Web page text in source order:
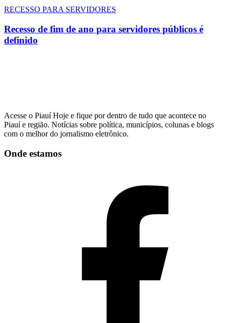
RECESSO PARA SERVIDORES
Recesso de fim de ano para servidores públicos é
definido
Acesse o Piauí Hoje e fique por dentro de tudo que acontece no
Piauí e região. Notícias sobre política, municípios, colunas e blogs
com o melhor do jornalismo eletrônico.
Onde estamos